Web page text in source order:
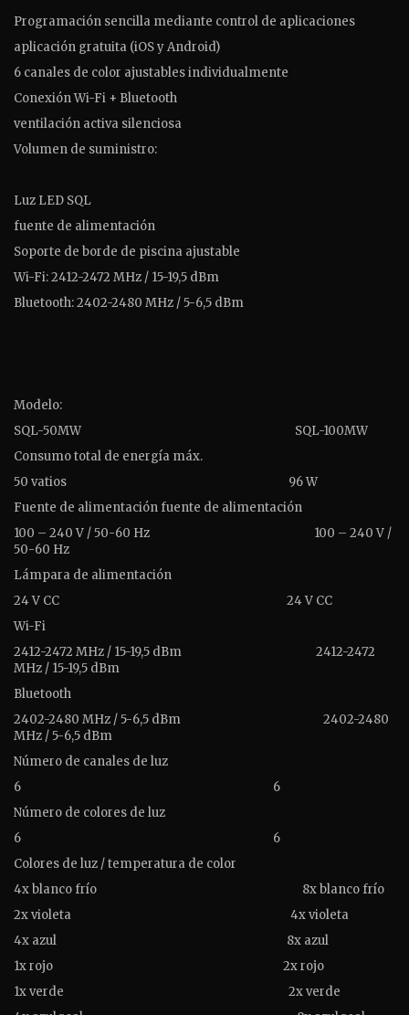
Programación sencilla mediante control de aplicaciones
aplicación gratuita (iOS y Android)
6 canales de color ajustables individualmente
Conexión Wi-Fi + Bluetooth
ventilación activa silenciosa
Volumen de suministro:
Luz LED SQL
fuente de alimentación
Soporte de borde de piscina ajustable
Wi-Fi: 2412-2472 MHz / 15-19,5 dBm
Bluetooth: 2402-2480 MHz / 5-6,5 dBm
Modelo:
SQL-50MW
SQL-100MW
Consumo total de energía máx.
50 vatios
96 W
Fuente de alimentación fuente de alimentación
100 – 240 V / 50-60 Hz
100 – 240 V /
50-60 Hz
Lámpara de alimentación
24 V CC
24 V CC
Wi-Fi
2412-2472 MHz / 15-19,5 dBm
2412-2472
MHz / 15-19,5 dBm
Bluetooth
2402-2480 MHz / 5-6,5 dBm
2402-2480
MHz / 5-6,5 dBm
Número de canales de luz
6
6
Número de colores de luz
6
6
Colores de luz / temperatura de color
4x blanco frío
8x blanco frío
2x violeta
4x violeta
4x azul
8x azul
1x rojo
2x rojo
1x verde
2x verde